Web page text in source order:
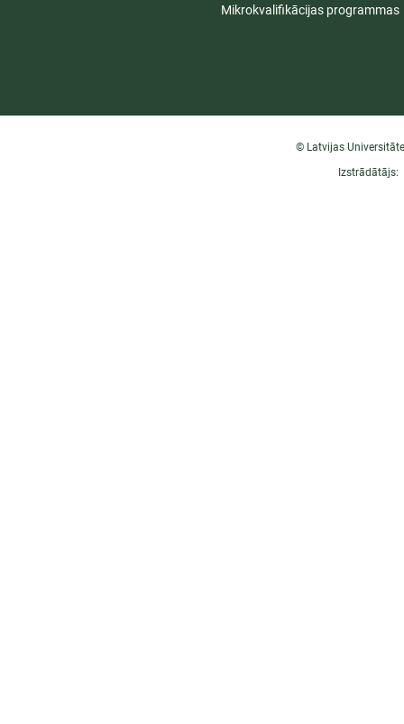
Mikrokvalifikācijas programmas
© Latvijas
Izstrādātājs: